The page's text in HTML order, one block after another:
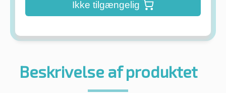
Ikke tilgængelig
Beskrivelse af produktet